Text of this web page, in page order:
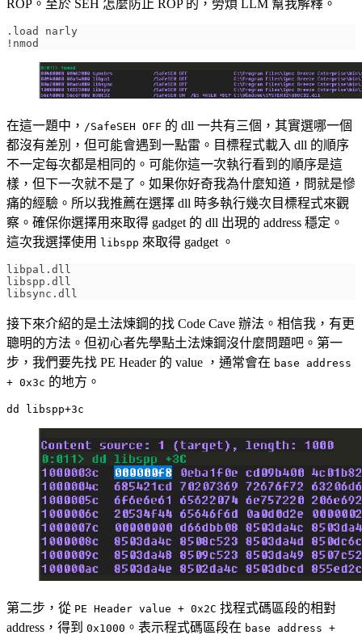
ROP。至於 SEH 怎麼防止 ROP 的，勞煩 LLM 幫我解釋。
在這一題中， /SafeSEH OFF 的 dll 一共有三個，其實選哪一個
都沒有差別，但可能會遇到一點雷。目標程式載入 dll 的順序
不一定每次都是相同的。可能你這一次執行看到的順序是這
樣，但下一次就不是了。如果你好奇我為什麼知道，問就是慘
痛的經驗。所以我推薦在選擇 dll 時多執行幾次目標程式來觀
察。確保你選擇用來取得 gadget 的 dll 出現的 address 穩定。
這次我選擇使用 libspp 來取得 gadget 。
接下來介紹的是土法煉鋼的找 Code Cave 辦法。相信我，有更
聰明的方法。但初心者先學點土法煉鋼沒什麼問題吧。第一
步，我們要先找 PE Header 的 value ，通常會在 base address
+ 0x3c 的地方。
第二步，從 PE Header value + 0x2C 找程式碼區段的相對
address，得到 0x1000 。表示程式碼區段在 base address +